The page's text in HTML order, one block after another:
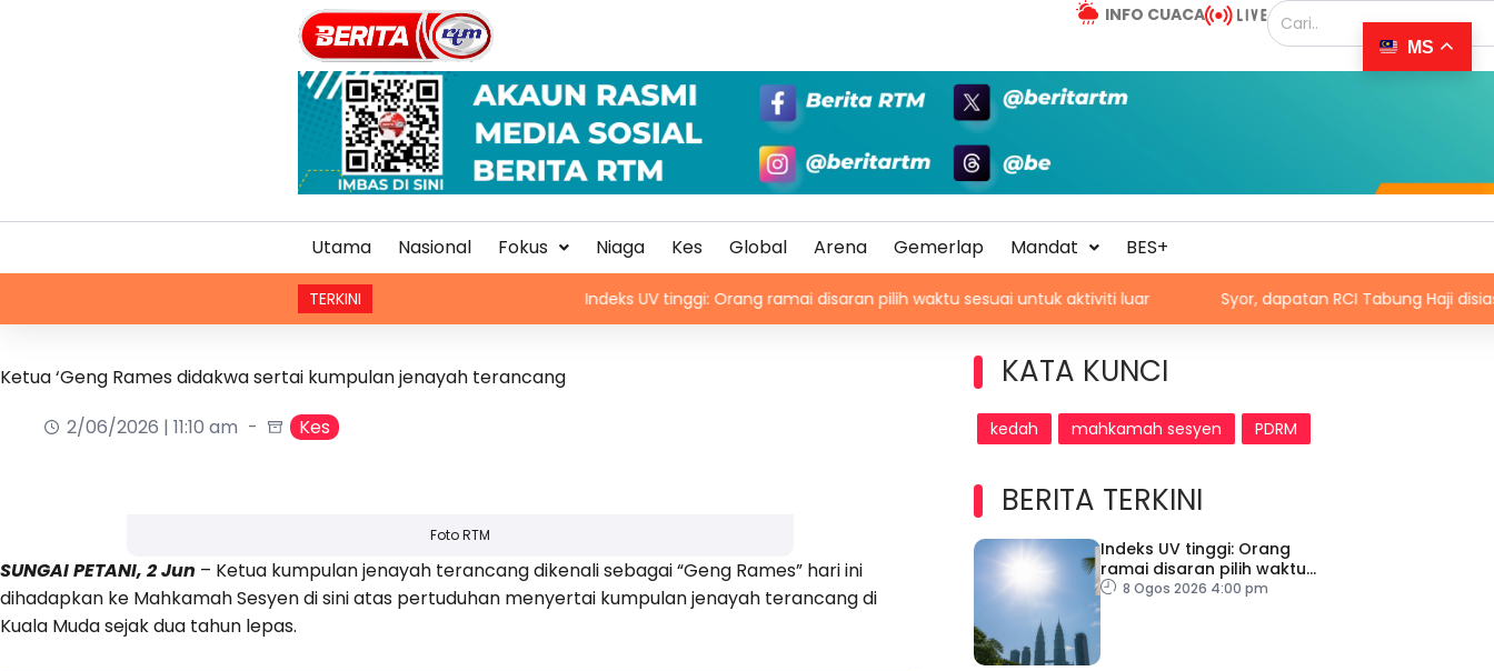
INFO CUACA
Utama Nasional Fokus Niaga Kes Global Arena Gemerlap Mandat BES+
TERKINI Indeks UV tinggi: Orang ramai disaran pilih waktu sesuai untuk aktiviti luar Syor, dapatan RCI Tabung Haji disiasat tanpa
Ketua ‘Geng Rames didakwa sertai kumpulan jenayah terancang
2/06/2026 | 11:10 am
Kes
Foto RTM
SUNGAI PETANI, 2 Jun – Ketua kumpulan jenayah terancang dikenali sebagai “Geng Rames” hari ini
dihadapkan ke Mahkamah Sesyen di sini atas pertuduhan menyertai kumpulan jenayah terancang di
Kuala Muda sejak dua tahun lepas.
KATA KUNCI
kedah mahkamah sesyen PDRM
BERITA TERKINI
Indeks UV tinggi: Orang
ramai disaran pilih waktu
sesuai untuk aktiviti luar
8 Ogos 2026 4:00 pm
MS